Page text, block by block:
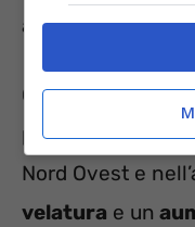
alcune Regioni.
Glieffetti
potrebbero
Nord Ovest e
velatura e un